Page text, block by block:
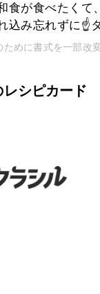
食が食べたくて
込み忘れずに☝
めに書式を一部改
シピカード